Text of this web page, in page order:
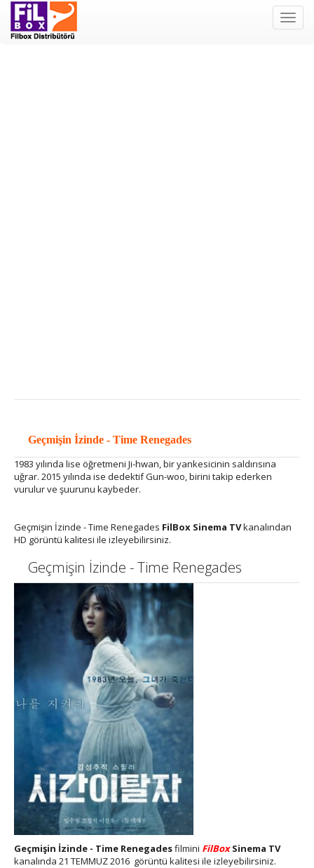
Filbox
Geçmişin İzinde - Time Renegades
1983 yılında lise öğretmeni Ji-hwan, bir yankesicinin saldırısına
uğrar. 2015 yılında ise dedektif Gun-woo, birini takip ederken
vurulur ve şuurunu kaybeder.
Geçmişin İzinde - Time Renegades FilBox Sinema TVkanalından
HD görüntü kalitesi ile izleyebilirsiniz.
Geçmişin İzinde - Time Renegades
Geçmişin İzinde - Time Renegadesfilmini FilBox Sinema TV
kanalında 21 TEMMUZ 2016 görüntü kalitesi ile izleyebilirsiniz.